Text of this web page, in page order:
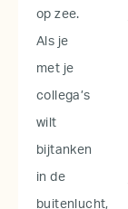
op zee.
Als je
met je
collega’s
wilt
bijtanken
in de
buitenlucht,